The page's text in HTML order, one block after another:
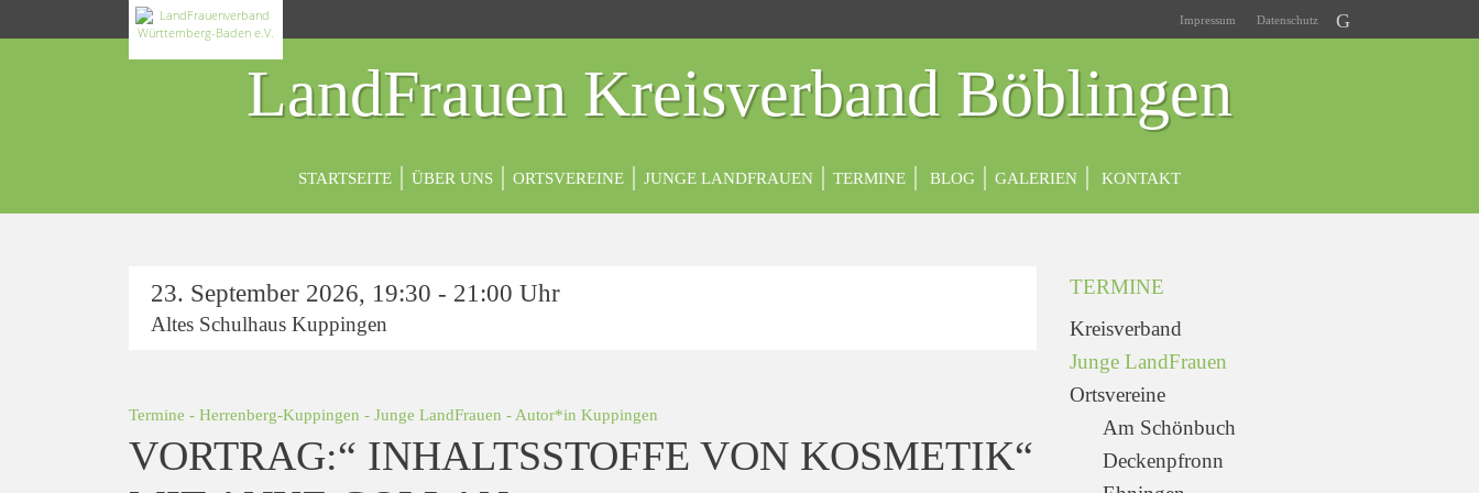
Impressum Datenschutz
LandFrauen Kreisverband Böblingen
STARTSEITE ÜBER UNS ORTSVEREINE JUNGE LANDFRAUEN TERMINE BLOG GALERIEN KONTAKT
23. September 2026, 19:30 - 21:00 Uhr
Altes Schulhaus Kuppingen
Termine - Herrenberg-Kuppingen - Junge LandFrauen - Autor*in Kuppingen
VORTRAG:“ INHALTSSTOFFE VON KOSMETIK“
TERMINE
Kreisverband
Junge LandFrauen
Ortsvereine
Am Schönbuch
Deckenpfronn